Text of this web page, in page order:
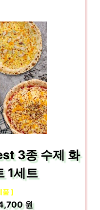
3종 수제 화
1세트
품 ]
원